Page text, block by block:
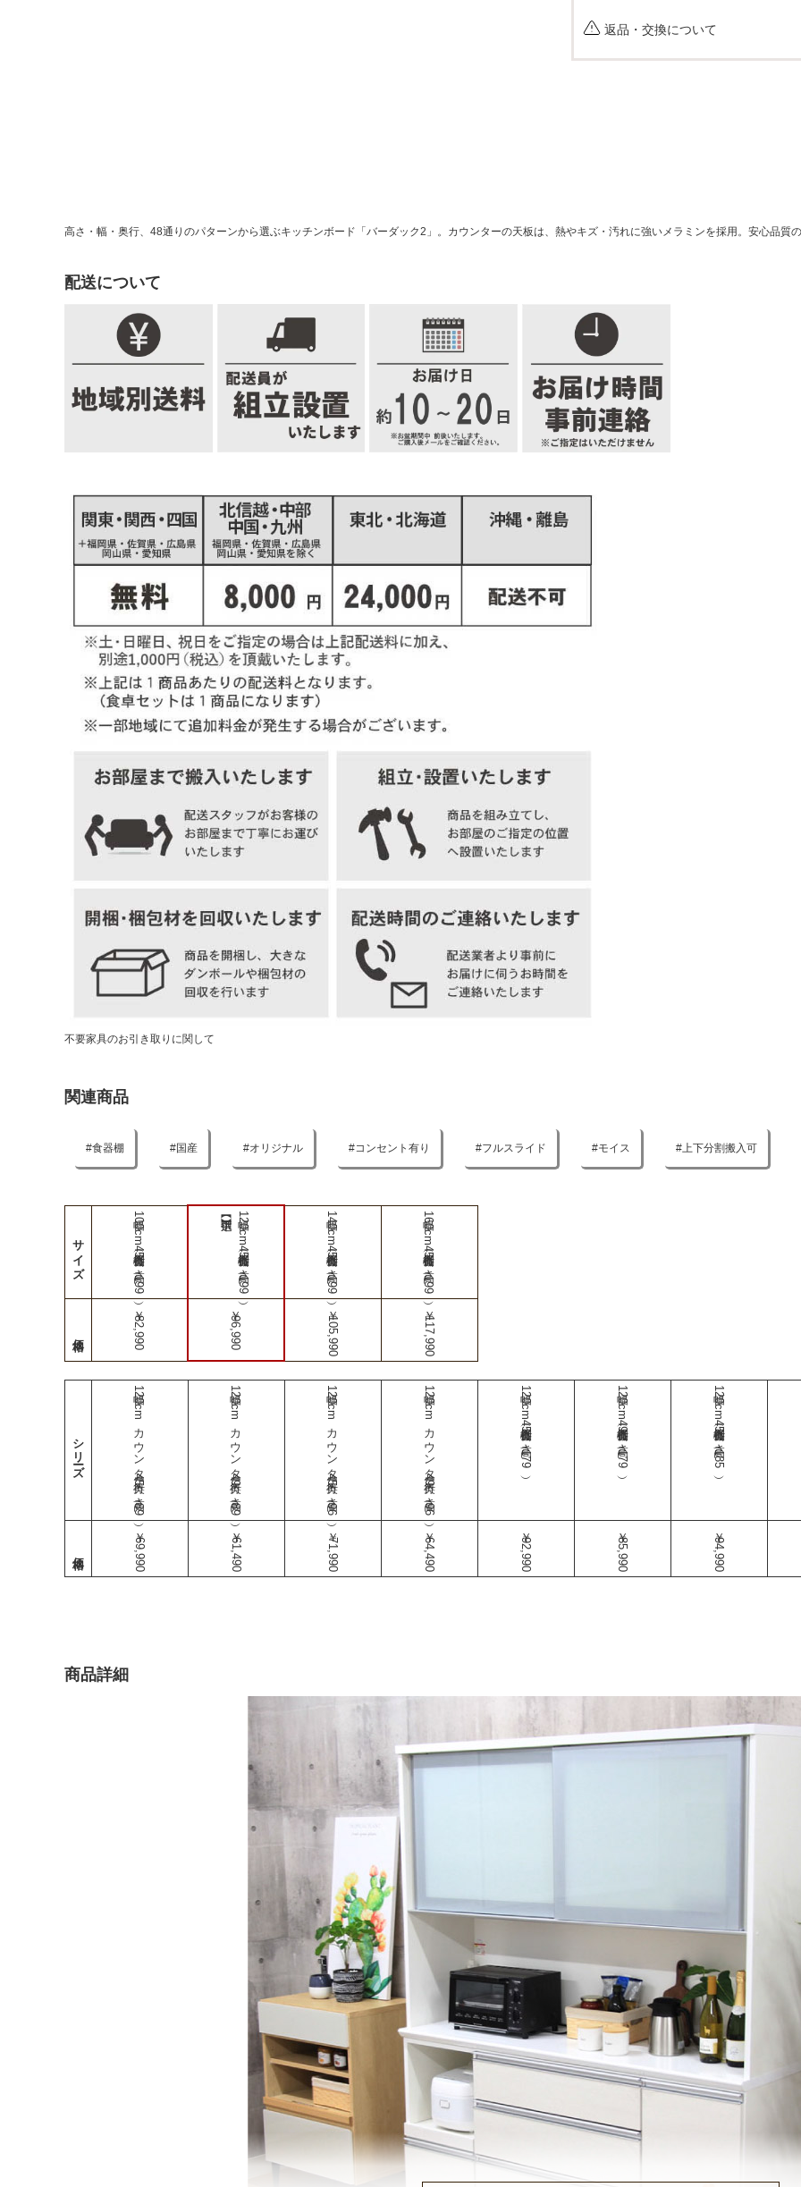
返品・交換について
高さ・幅・奥行、48通りのパターンから選ぶキッチンボード「バーダック2」。カウンターの天板は、熱やキズ・汚れに強いメラミンを採用。安心品質の
配送について
不要家具のお引き取りに関して
関連商品
食器棚 国産 オリジナル コンセント有り フルスライド モイス 上下分割搬入可
サイズ 幅100cm食器棚（奥行45-高さ199）
￥82,990
幅120cm食器棚（奥行45-高さ199）
￥96,990
幅140cm食器棚（奥行45-高さ199）
￥105,990
幅160cm食器棚（奥行45-高さ199）
￥117,990
シリーズ 幅120cmカウンター（奥行45-高さ89）
￥69,990
幅120cmカウンター（奥行49-高さ89）
￥61,490
幅120cmカウンター（奥行45-高さ96）
￥71,990
幅120cmカウンター（奥行49-高さ96）
￥64,490
幅120cm食器棚（奥行45-高さ179）
￥92,990
幅120cm食器棚（奥行49-高さ179）
￥85,990
幅120cm食器棚（奥行45-高さ185）
￥94,990
商品詳細